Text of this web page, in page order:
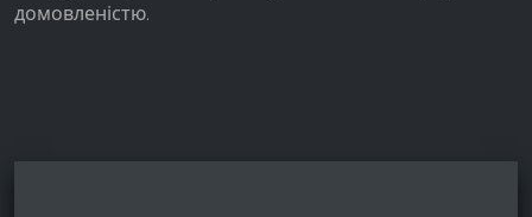
домовленістю.